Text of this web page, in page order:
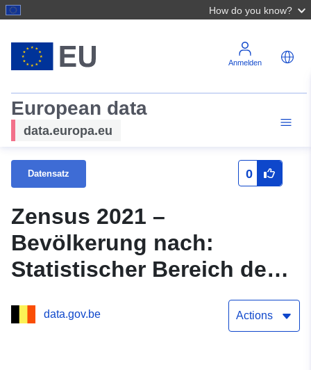
How do you know?
Anmelden
European data
data.europa.eu
Datensatz 0
Zensus 2021 –
Bevölkerung nach:
Statistischer Bereich des
Wohnorts, Geschlecht und
Ortsgröße
data.gov.be Actions